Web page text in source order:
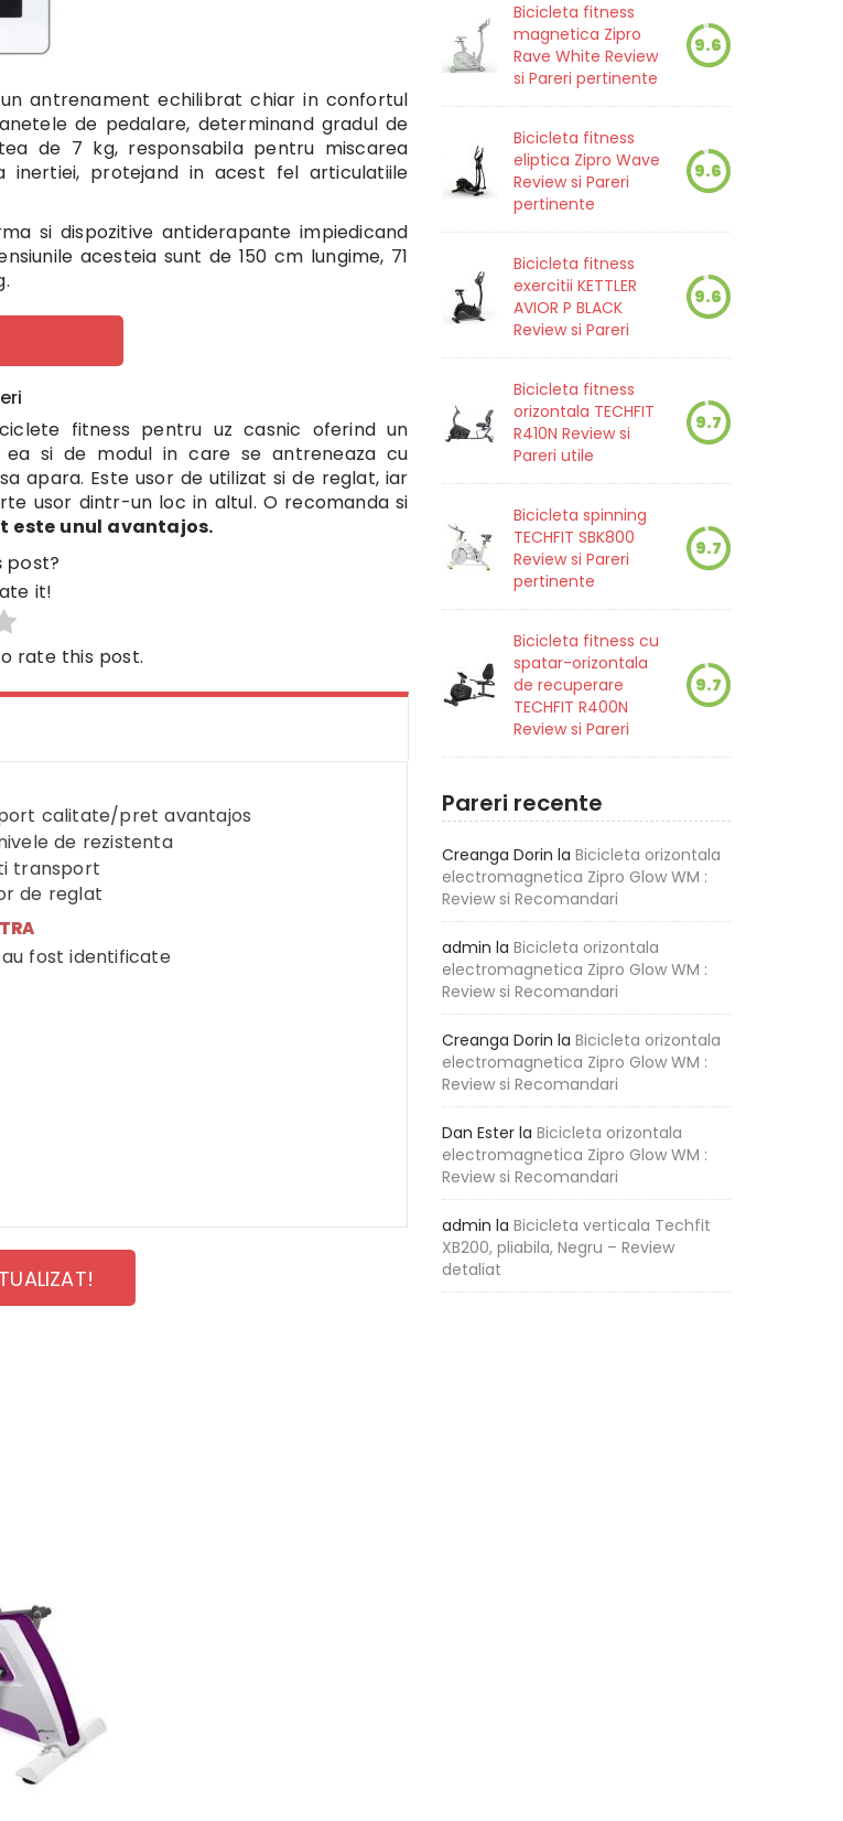
antrenament echilibrat chiar in confortul
de pedalare, determinand gradul de
de 7 kg, responsabila pentru miscarea
protejand in acest fel articulatiile
si dispozitive antiderapante impiedicand
acesteia sunt de 150 cm lungime, 71
fitness pentru uz casnic oferind un
si de modul in care se antreneaza cu
apara. Este usor de utilizat si de reglat, iar
usor dintr-un loc in altul. O recomanda si
unul avantajos.
post?
it!
rate this post.
calitate/pret avantajos
de rezistenta
transport
de reglat
au fost identificate
Bicicleta fitness
magnetica Zipro
Rave White Review
si Pareri pertinente
9.6
Bicicleta fitness
eliptica Zipro Wave
Review si Pareri
pertinente
9.6
Bicicleta fitness
exercitii KETTLER
AVIOR P BLACK
Review si Pareri
9.6
Bicicleta fitness
orizontala TECHFIT
R410N Review si
Pareri utile
9.7
Bicicleta spinning
TECHFIT SBK800
Review si Pareri
pertinente
9.7
Bicicleta fitness cu
spatar-orizontala
de recuperare
TECHFIT R400N
Review si Pareri
9.7
Pareri recente
Creanga Dorin la Bicicleta orizontala
electromagnetica Zipro Glow WM :
Review si Recomandari
admin la Bicicleta orizontala
electromagnetica Zipro Glow WM :
Review si Recomandari
Creanga Dorin la Bicicleta orizontala
electromagnetica Zipro Glow WM :
Review si Recomandari
Dan Esterla Bicicleta orizontala
electromagnetica Zipro Glow WM :
Review si Recomandari
admin la Bicicleta verticala Techfit
XB200, pliabila, Negru – Review
detaliat